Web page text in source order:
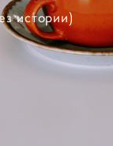
истории)